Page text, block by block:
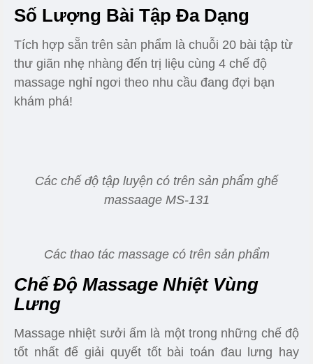
Số Lượng Bài Tập Đa Dạng
Tích hợp sẵn trên sản phẩm là chuỗi 20 bài tập từ
thư giãn nhẹ nhàng đến trị liệu cùng 4 chế độ
massage nghỉ ngơi theo nhu cầu đang đợi bạn
khám phá!
Các chế độ tập luyện có trên sản phẩm ghế
massaage MS-131
Các thao tác massage có trên sản phẩm
Chế Độ Massage Nhiệt Vùng
Lưng
Massage nhiệt sưởi ấm là một trong những chế độ
tốt nhất để giải quyết tốt bài toán đau lưng hay